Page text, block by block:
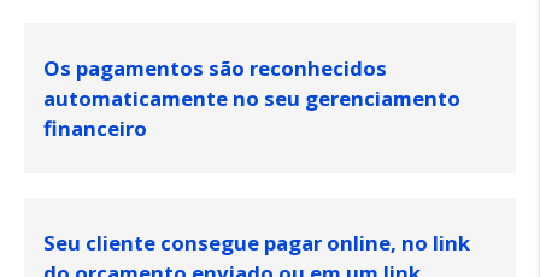
Os pagamentos são reconhecidos
automaticamente no seu gerenciamento
financeiro
Seu cliente consegue pagar online, no link